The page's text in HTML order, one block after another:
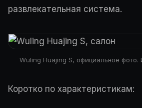
развлекательная система.
Wuling Huajing S, официальное фото.
Коротко по характеристикам: